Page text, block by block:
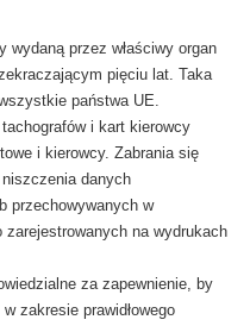
wydaną przez właściwy organ
pięciu lat. Taka
państwa UE.
i kart kierowcy
i kierowcy. Zabrania się
danych
przechowywanych w
na wydrukach
za zapewnienie, by
zakresie prawidłowego